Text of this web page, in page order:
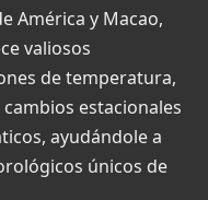
América y Macao,
valiosos
de temperatura,
estacionales
ayudándole a
únicos de